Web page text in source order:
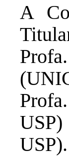
A
USP).